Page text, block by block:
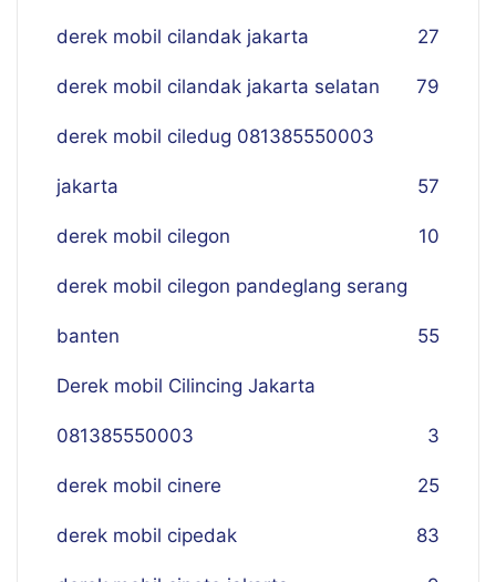
derek mobil cilandak jakarta 27
derek mobil cilandak jakarta selatan 79
derek mobil ciledug 081385550003
jakarta 57
derek mobil cilegon 10
derek mobil cilegon pandeglang serang
banten 55
Derek mobil Cilincing Jakarta
081385550003 3
derek mobil cinere 25
derek mobil cipedak 83